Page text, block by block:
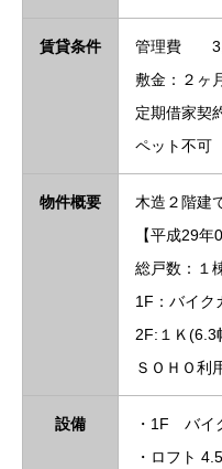
賃貸条件
管理費
敷金：２ヶ
定期借家契
ペット不可
物件概要
木造２階建
【平成29年
総戸数：１
1F：バイク
2F:１Ｋ(6.3
ＳＯＨＯ利
設備
・1F バイ
・ロフト